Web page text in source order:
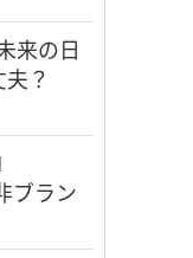
来の日
？
ブラン